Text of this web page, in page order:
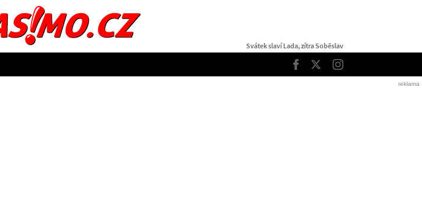
Svátek slaví Lada, zítra Soběslav
Facebook
TwitterInstagram